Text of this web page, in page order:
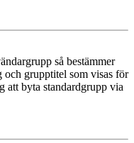
så bestämmer
och grupptitel som visas för
att byta standardgrupp via